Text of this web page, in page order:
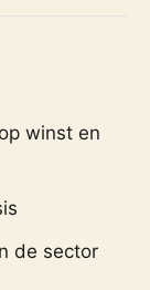
winst en
de sector